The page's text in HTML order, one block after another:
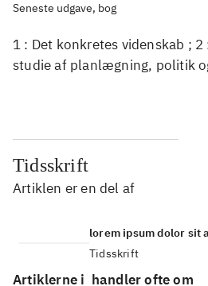
Seneste udgave, bog
1 : Det konkretes videnskab ;
studie af planlægning, politik
Tidsskrift
Artiklen er en del af
lorem ipsum dolor sit
Tidsskrift
Artiklerne i handler ofte om